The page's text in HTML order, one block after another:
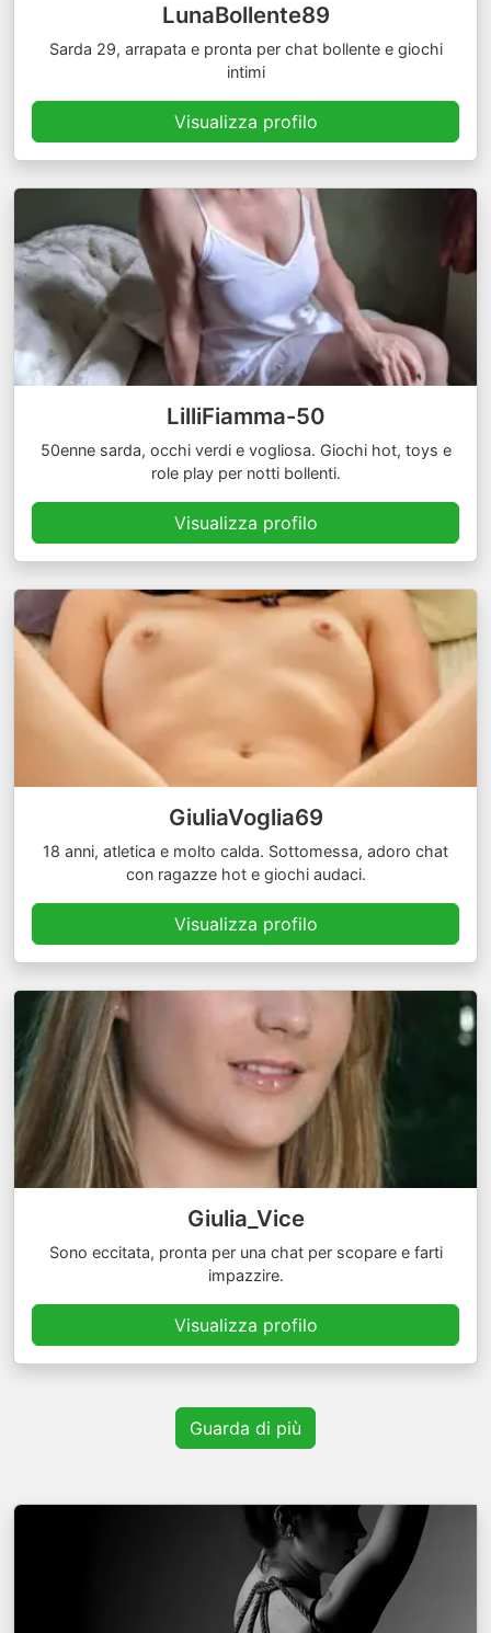
LunaBollente89
Sarda 29, arrapata e pronta per chat bollente e giochi
intimi
Visualizza profilo
LilliFiamma-50
50enne sarda, occhi verdi e vogliosa. Giochi hot, toys e
role play per notti bollenti.
Visualizza profilo
GiuliaVoglia69
18 anni, atletica e molto calda. Sottomessa, adoro chat
con ragazze hot e giochi audaci.
Visualizza profilo
Giulia_Vice
Sono eccitata, pronta per una chat per scopare e farti
impazzire.
Visualizza profilo
Guarda di più